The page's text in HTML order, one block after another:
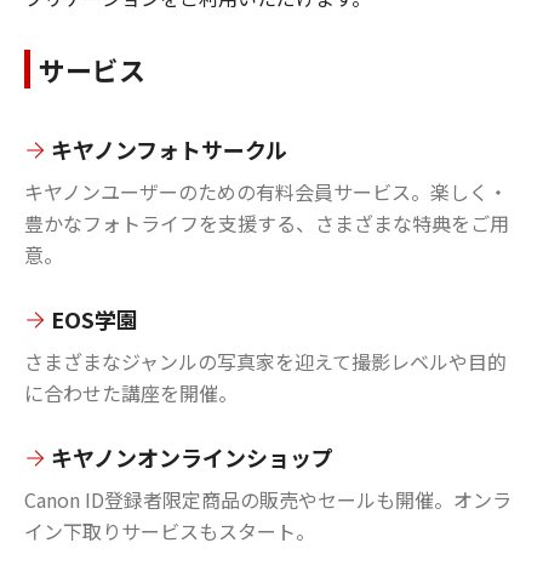
サービス
キヤノンフォトサークル
キヤノンユーザーのための有料会員サービス。楽しく・
豊かなフォトライフを支援する、さまざまな特典をご用
意。
EOS学園
さまざまなジャンルの写真家を迎えて撮影レベルや目的
に合わせた講座を開催。
キヤノンオンラインショップ
Canon ID登録者限定商品の販売やセールも開催。オンラ
イン下取りサービスもスタート。